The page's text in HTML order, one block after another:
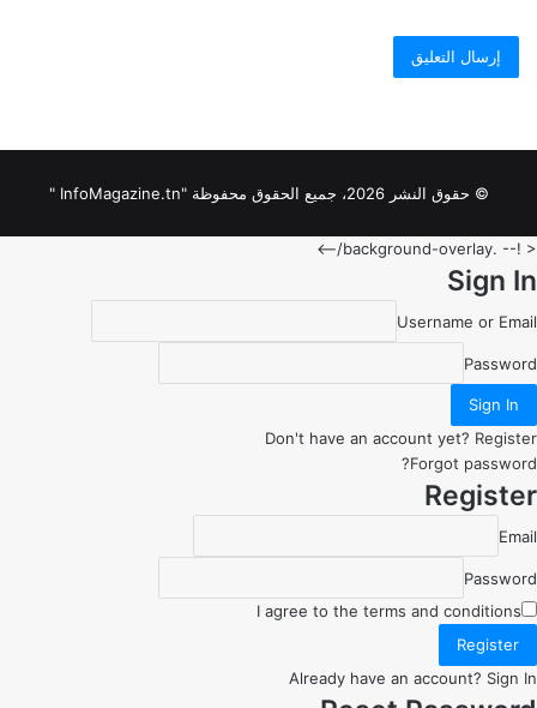
© حقوق النشر 2026، جميع الحقوق محفوظة "InfoMagazine.tn "
< !-- .background-overlay/-->
Sign In
Username or Email
Password
Sign In
Don't have an account yet? Register
Forgot password?
Register
Email
Password
I agree to the terms and conditions
Register
Already have an account? Sign In